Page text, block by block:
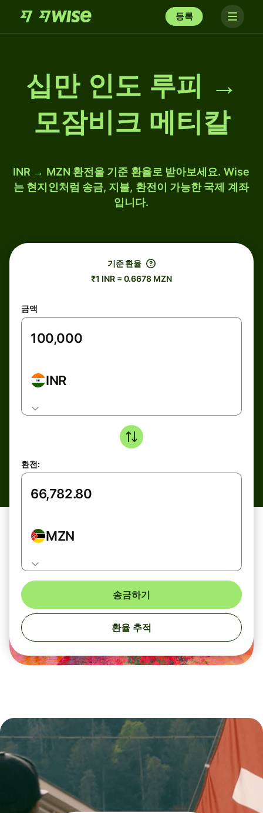
등록
십만 인도 루피 →
모잠비크 메티칼
INR → MZN 환전을 기준 환율로 받아보세요. Wise
는 현지인처럼 송금, 지불, 환전이 가능한 국제 계좌
입니다.
기준 환율
₹1 INR = 0.6678 MZN
금액
INR
환전:
MZN
송금하기
환율 추적